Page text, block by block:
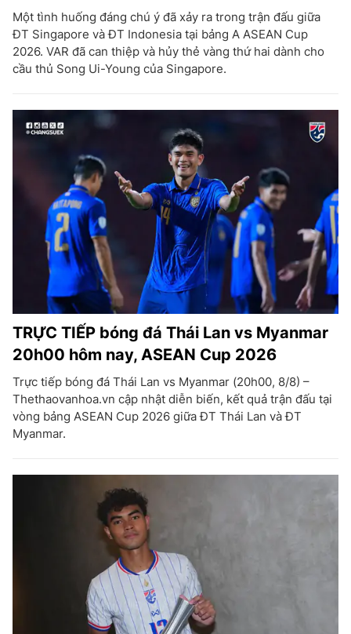
Một tình huống đáng chú ý đã xảy ra trong trận đấu giữa
ĐT Singapore và ĐT Indonesia tại bảng A ASEAN Cup
2026. VAR đã can thiệp và hủy thẻ vàng thứ hai dành cho
cầu thủ Song Ui-Young của Singapore.
TRỰC TIẾP bóng đá Thái Lan vs Myanmar
20h00 hôm nay, ASEAN Cup 2026
Trực tiếp bóng đá Thái Lan vs Myanmar (20h00, 8/8) –
Thethaovanhoa.vn cập nhật diễn biến, kết quả trận đấu tại
vòng bảng ASEAN Cup 2026 giữa ĐT Thái Lan và ĐT
Myanmar.